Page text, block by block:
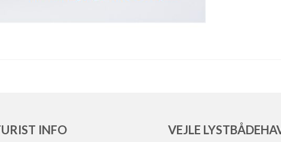
INFO VEJLE